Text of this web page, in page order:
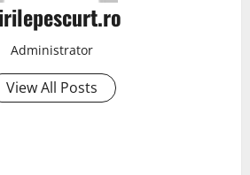
Administrator
View All Posts